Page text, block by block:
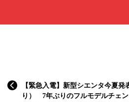
【緊急入電】新型シエンタ今夏
り） 7年ぶりのフルモデルチェ